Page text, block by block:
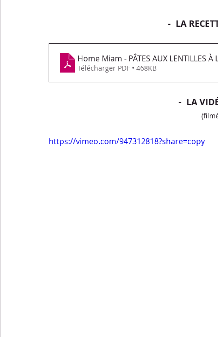
-  LA
Home Miam - PÂTES AUX LENTILLES À
Télécharger PDF • 468KB
-  LA
https://vimeo.com/947312818?share=copy